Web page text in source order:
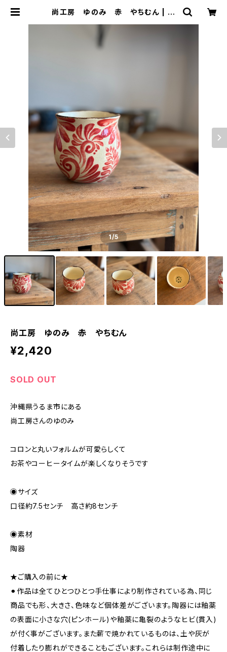
尚工房 ゆのみ 赤 やちむん | 人
1/5
尚工房 ゆのみ 赤 やちむん
¥2,420
SOLD OUT
沖縄県うるま市にある
尚工房さんのゆのみ
コロンと丸いフォルムが可愛らしくて
お茶やコーヒータイムが楽しくなりそうです
◉サイズ
口径約7.5センチ 高さ約8センチ
◉素材
陶器
★ご購入の前に★
⚫︎作品は全てひとつひとつ手仕事により制作されている為、同じ
商品でも形、大きさ、色味など個体差がございます。陶器には釉薬
の表面に小さな穴(ピンホール)や釉薬に亀裂のようなヒビ(貫入)
が付く事がございます。また薪で焼かれているものは、土や灰が
付着したり膨れができることもございます。これらは制作途中に